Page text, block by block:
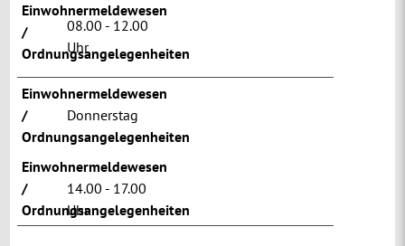
Einwohnermeldewesen
/
Ordnungsangelegenheiten
08.00 - 12.00
Uhr
Einwohnermeldewesen
/
Ordnungsangelegenheiten
Donnerstag
Einwohnermeldewesen
/
Ordnungsangelegenheiten
14.00 - 17.00
Uhr